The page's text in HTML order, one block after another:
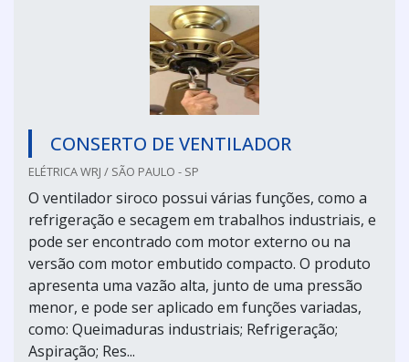
CONSERTO DE VENTILADOR
ELÉTRICA WRJ / SÃO PAULO - SP
O ventilador siroco possui várias funções, como a
refrigeração e secagem em trabalhos industriais, e
pode ser encontrado com motor externo ou na
versão com motor embutido compacto. O produto
apresenta uma vazão alta, junto de uma pressão
menor, e pode ser aplicado em funções variadas,
como: Queimaduras industriais; Refrigeração;
Aspiração; Res...